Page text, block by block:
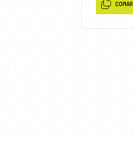
COPIAR